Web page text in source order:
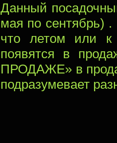
Данный
мая по сентябрь)
что летом или к
появятся в
ПРОДАЖЕ» в
подразумевает